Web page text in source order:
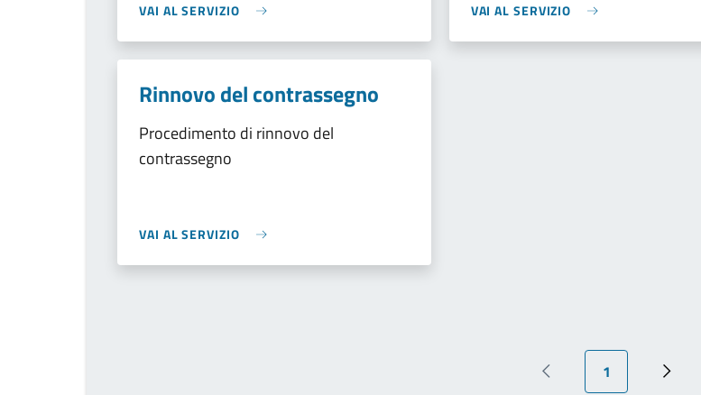
VAI AL SERVIZIO VAI AL SERVIZIO
Rinnovo del contrassegno
Procedimento di rinnovo del
contrassegno
VAI AL SERVIZIO
Pagina precedente
Pagina attuale
1